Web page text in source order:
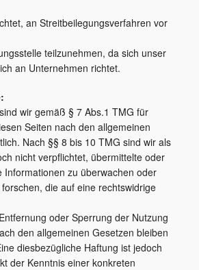
an Streitbeilegungsverfahren vor
teilzunehmen, da sich unser
an Unternehmen richtet.
wir gemäß § 7 Abs.1 TMG für
Seiten nach den allgemeinen
Nach §§ 8 bis 10 TMG sind wir als
nicht verpflichtet, übermittelte oder
Informationen zu überwachen oder
die auf eine rechtswidrige
oder Sperrung der Nutzung
den allgemeinen Gesetzen bleiben
diesbezügliche Haftung ist jedoch
der Kenntnis einer konkreten